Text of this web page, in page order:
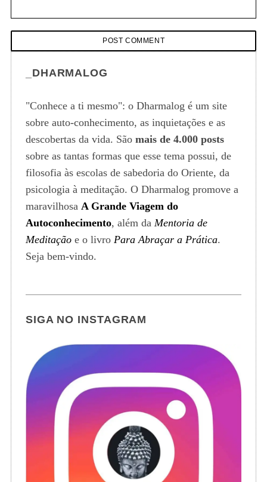
_DHARMALOG
"Conhece a ti mesmo": o Dharmalog é um site
sobre auto-conhecimento, as inquietações e as
descobertas da vida. São mais de 4.000 posts
sobre as tantas formas que esse tema possui, de
filosofia às escolas de sabedoria do Oriente, da
psicologia à meditação. O Dharmalog promove a
maravilhosa A Grande Viagem do
Autoconhecimento, além da Mentoria de
Meditaçãoe o livro Para Abraçar a Prática.
Seja bem-vindo.
SIGA NO INSTAGRAM